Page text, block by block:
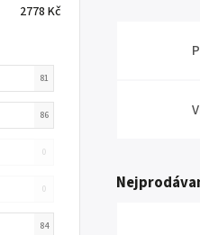
2778 Kč
81
86
0
0
84